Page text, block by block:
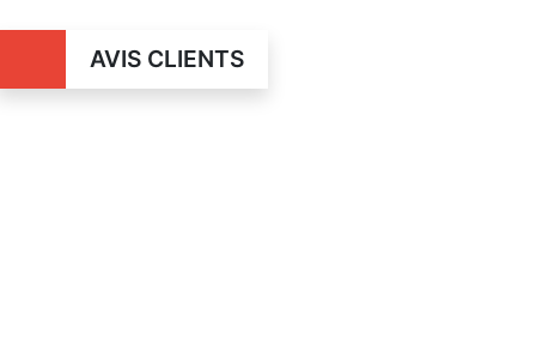
AVIS CLIENTS